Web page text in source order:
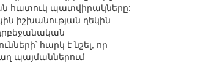
հատուկ պատվիրակները:
իշխանության ղեկին
հարկ է նշել, որ
պայմաններում